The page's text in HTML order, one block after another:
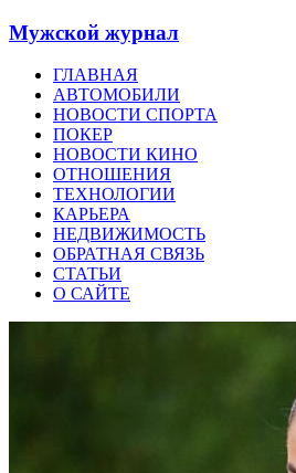
Мужской журнал
ГЛАВНАЯ
АВТОМОБИЛИ
НОВОСТИ СПОРТА
ПОКЕР
НОВОСТИ КИНО
ОТНОШЕНИЯ
ТЕХНОЛОГИИ
КАРЬЕРА
НЕДВИЖИМОСТЬ
ОБРАТНАЯ СВЯЗЬ
СТАТЬИ
О САЙТЕ